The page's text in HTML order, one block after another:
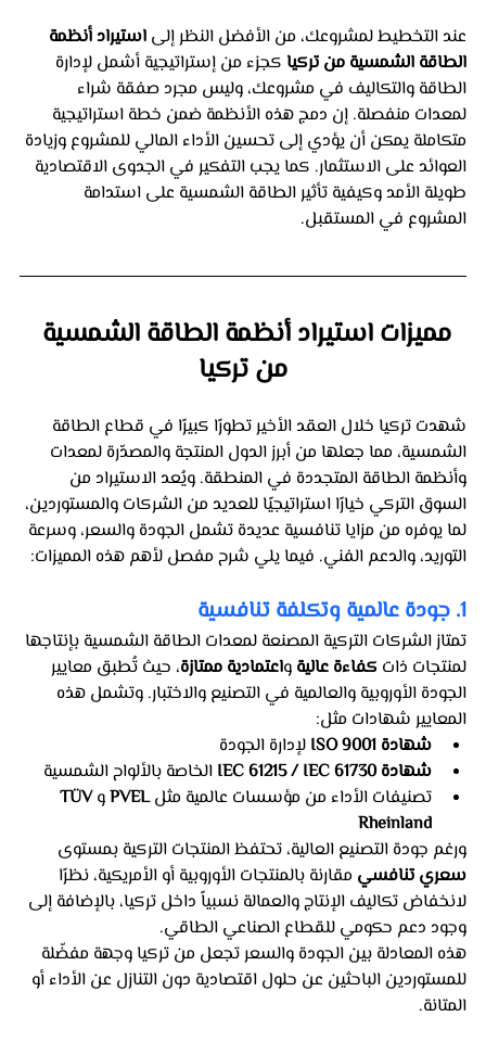
عند التخطيط لمشروعك، من الأفضل النظر إلى استيراد أنظمة
الطاقة الشمسية من تركيا كجزء من إستراتيجية أشمل لإدارة
الطاقة والتكاليف في مشروعك، وليس مجرد صفقة شراء
لمعدات منفصلة. إن دمج هذه الأنظمة ضمن خطة استراتيجية
متكاملة يمكن أن يؤدي إلى تحسين الأداء المالي للمشروع وزيادة
العوائد على الاستثمار. كما يجب التفكير في الجدوى الاقتصادية
طويلة الأمد وكيفية تأثير الطاقة الشمسية على استدامة
المشروع في المستقبل.
مميزات استيراد أنظمة الطاقة الشمسية
من تركيا
شهدت تركيا خلال العقد الأخير تطورًا كبيرًا في قطاع الطاقة
الشمسية، مما جعلها من أبرز الدول المنتجة والمصدّرة لمعدات
وأنظمة الطاقة المتجددة في المنطقة. ويُعد الاستيراد من
السوق التركي خيارًا استراتيجيًا للعديد من الشركات والمستوردين،
لما يوفره من مزايا تنافسية عديدة تشمل الجودة والسعر، وسرعة
التوريد، والدعم الفني. فيما يلي شرح مفصل لأهم هذه المميزات:
1. جودة عالمية وتكلفة تنافسية
تمتاز الشركات التركية المصنعة لمعدات الطاقة الشمسية بإنتاجها
لمنتجات ذات كفاءة عالية واعتمادية ممتازة، حيث تُطبق معايير
الجودة الأوروبية والعالمية في التصنيع والاختبار. وتشمل هذه
المعايير شهادات مثل:
شهادة ISO 9001
لإدارة الجودة
شهادة IEC 61215 / IEC 61730
الخاصة بالألواح الشمسية
تصنيفات الأداء من مؤسسات عالمية مثل PVEL وTÜV
Rheinland
ورغم جودة التصنيع العالية، تحتفظ المنتجات التركية بمستوى
سعري تنافسي مقارنة بالمنتجات الأوروبية أو الأمريكية، نظرًا
لانخفاض تكاليف الإنتاج والعمالة نسبياً داخل تركيا، بالإضافة إلى
وجود دعم حكومي للقطاع الصناعي الطاقي.
هذه المعادلة بين الجودة والسعر تجعل من تركيا وجهة مفضّلة
للمستوردين الباحثين عن حلول اقتصادية دون التنازل عن الأداء أو
المتانة.